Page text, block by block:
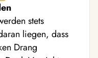
stets
liegen, dass
Drang